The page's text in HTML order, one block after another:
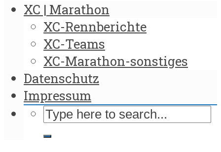
XC | Marathon
XC-Rennberichte
XC-Teams
XC-Marathon-sonstiges
Datenschutz
Impressum